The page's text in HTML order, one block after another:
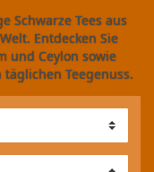
Schwarze Tees aus
Entdecken Sie
und Ceylon sowie
Teegenuss.